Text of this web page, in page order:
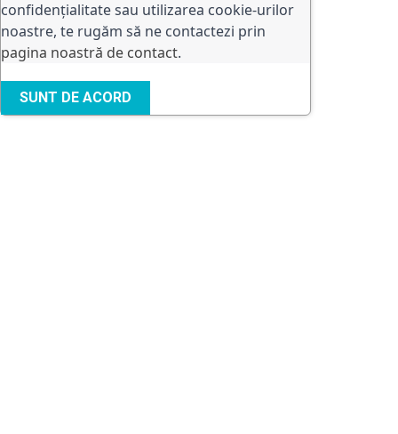
confidențialitate sau utilizarea cookie-urilor
noastre, te rugăm să ne contactezi prin
pagina noastră de contact.
SUNT DE ACORD